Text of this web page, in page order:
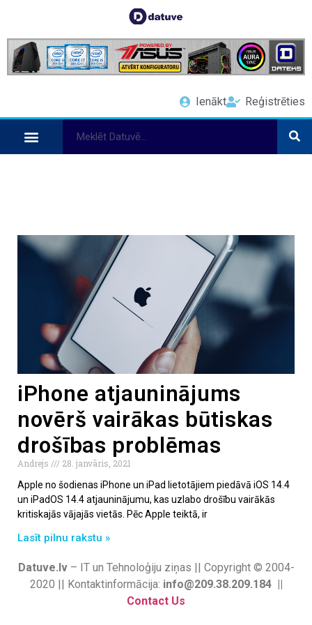
Ienākt Reģistrēties
iPhone atjauninājums
novērš vairākas būtiskas
drošības problēmas
Andrejs
28. janvāris, 2021
Apple no šodienas iPhone un iPad lietotājiem piedāvā iOS 14.4
un iPadOS 14.4 atjauninājumu, kas uzlabo drošību vairākās
kritiskajās vājajās vietās. Pēc Apple teiktā, ir
Lasīt pilnu rakstu »
Datuve.lv– IT un Tehnoloģiju ziņas || Copyright © 2004-
2020 || Kontaktinformācija: info@209.38.209.184 ||
Contact Us